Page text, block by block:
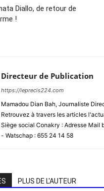
Diallo, de retour de
!
Directeur de Publication
https://leprecis224.com
Mamadou Dian Bah, Journaliste
Retrouvez à travers les articles
Siège social Conakry : Adresse Mail
- Watschap : 655 24 14 58
PLUS DE L'AUTEUR